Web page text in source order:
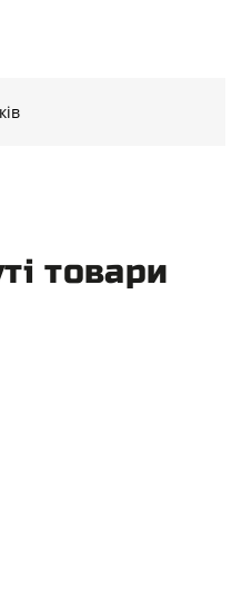
товари